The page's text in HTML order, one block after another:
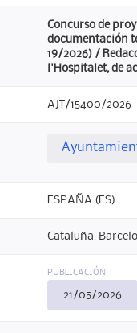
Concurso de
documentación
19/2026) /
l'Hospitalet, de
AJT/15400/2026
ESPAÑA (ES)
Cataluña.
PUBLICACIÓN
21/05/2026